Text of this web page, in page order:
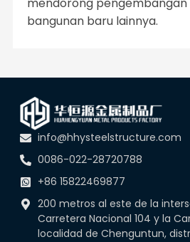
mendorong
bangunan baru lainnya.
info@hhysteelstructure.com
0086-022-28720788
+86 15822469877
200 metros al este de la
Carretera Nacional 104 y la
localidad de Chenguntun,